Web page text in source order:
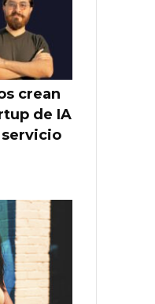
crean
de IA
servicio